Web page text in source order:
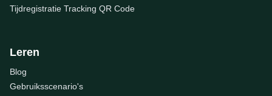
Tijdregistratie Tracking QR Code
Leren
Blog
Gebruiksscenario's